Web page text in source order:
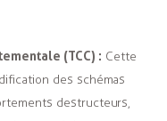
(TCC) : Cette
des schémas
destructeurs,